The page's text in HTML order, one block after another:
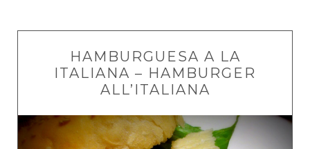
HAMBURGUESA A LA
ITALIANA – HAMBURGER
ALL’ITALIANA